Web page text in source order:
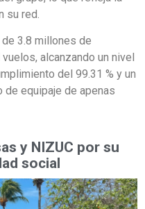
su red.
3.8 millones de
alcanzando un nivel
del 99.31 % y un
de equipaje de apenas
y NIZUC por su
social